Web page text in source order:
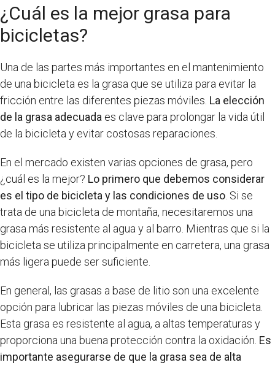
¿Cuál es la mejor grasa para
bicicletas?
Una de las partes más importantes en el mantenimiento
de una bicicleta es la grasa que se utiliza para evitar la
fricción entre las diferentes piezas móviles. La elección
de la grasa adecuada es clave para prolongar la vida útil
de la bicicleta y evitar costosas reparaciones.
En el mercado existen varias opciones de grasa, pero
¿cuál es la mejor? Lo primero que debemos considerar
es el tipo de bicicleta y las condiciones de uso . Si se
trata de una bicicleta de montaña, necesitaremos una
grasa más resistente al agua y al barro. Mientras que si la
bicicleta se utiliza principalmente en carretera, una grasa
más ligera puede ser suficiente.
En general, las grasas a base de litio son una excelente
opción para lubricar las piezas móviles de una bicicleta.
Esta grasa es resistente al agua, a altas temperaturas y
proporciona una buena protección contra la oxidación. Es
importante asegurarse de que la grasa sea de alta